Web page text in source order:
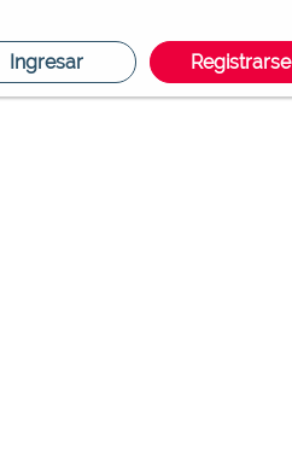
Ingresar Registrarse